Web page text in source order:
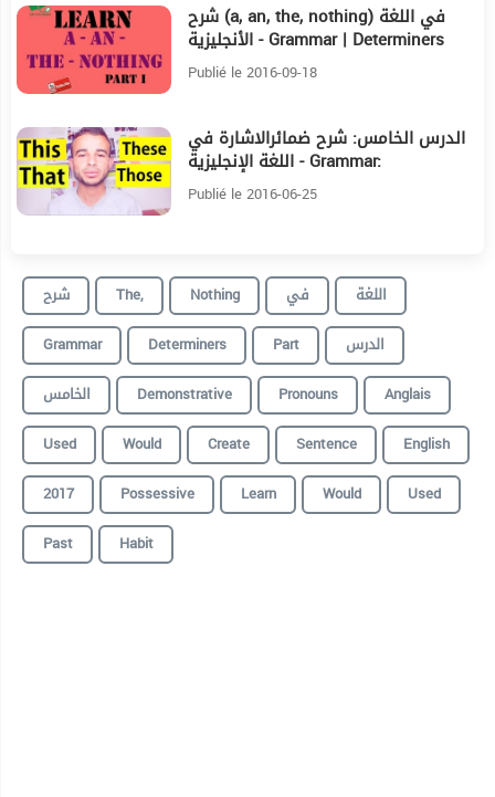
4:3 شرح (a, an, the, nothing) في اللغة
الأنجليزية - Grammar | Determiners
part I
Publié le 2016-09-18
6:25 الدرس الخامس: شرح ضمائرالاشارة في
اللغة الإنجليزية - Grammar:
Demonstrative pronouns
Publié le 2016-06-25
شرح The, Nothing في
اللغة
Grammar
Determiners Part
الدرس
الخامس
Demonstrative Pronouns
Anglais
Used
Would Create Sentence
English
2017
Possessive Learn Would
Used
Past
Habit